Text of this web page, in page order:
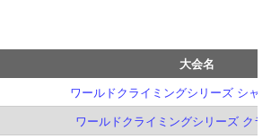
大会名
ワールドクライミングシリーズ シャ
ワールドクライミングシリーズ クラ